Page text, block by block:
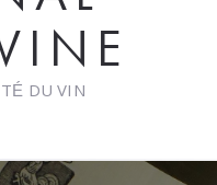
DU VIN